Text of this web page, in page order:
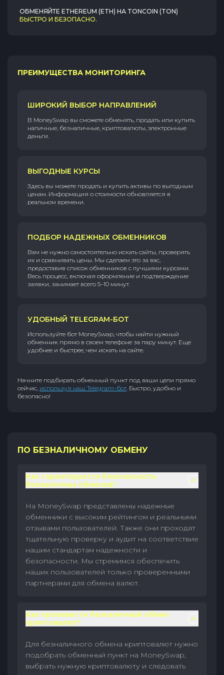
ОБМЕНЯЙТЕ ETHEREUM (ETH) НА TONCOIN (TON)
БЫСТРО И БЕЗОПАСНО.
ПРЕИМУЩЕСТВА МОНИТОРИНГА
ШИРОКИЙ ВЫБОР НАПРАВЛЕНИЙ
В MoneySwap вы сможете обменять, продать или купить
наличные, безналичные, криптовалюты, электронные
деньги.
ВЫГОДНЫЕ КУРСЫ
Здесь вы можете продать и купить активы по выгодным
ценам. Информация о стоимости обновляется в
реальном времени.
ПОДБОР НАДЕЖНЫХ ОБМЕННИКОВ
Вам не нужно самостоятельно искать сайты, проверять
их и сравнивать цены. Мы сделаем это за вас,
предоставив список обменников с лучшими курсами.
Весь процесс, включая оформление и подтверждение
заявки, занимает всего 5–10 минут.
УДОБНЫЙ TELEGRAM-БОТ
Используйте бот MoneySwap, чтобы найти нужный
обменник прямо в своем телефоне за пару минут. Еще
удобнее и быстрее, чем искать на сайте.
Начните подбирать обменный пункт под ваши цели прямо
сейчас, используя наш Telegram-бот. Быстро, удобно и
безопасно!
ПО БЕЗНАЛИЧНОМУ ОБМЕНУ
Как гарантируется безопасность
безналичных обменов?
На MoneySwap представлены надежные
обменники с высоким рейтингом и реальными
отзывами пользователей. Также они проходят
тщательную проверку и аудит на соответствие
нашим стандартам надежности и
безопасности. Мы стремимся обеспечить
наших пользователей только проверенными
партнерами для обмена валют.
Как произвести безналичный обмен
криптовалют?
Для безналичного обмена криптовалют нужно
подобрать обменный пункт на MoneySwap,
выбрать нужную криптовалюту и следовать